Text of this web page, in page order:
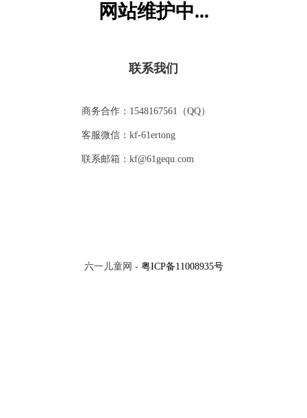
网站维护中...
联系我们
商务合作：1548167561（QQ）
客服微信：kf-61ertong
联系邮箱：kf@61gequ.com
六一儿童网 - 粤ICP备11008935号